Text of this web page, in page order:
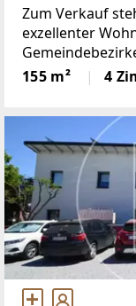
Zum Verkauf
exzellenter
Ruhe und doch
Infrastruktur
155 m² 4